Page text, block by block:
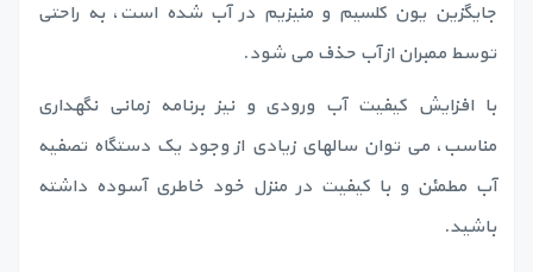
جایگزین یون کلسیم و منیزیم در آب شده است، به راحتی
توسط ممبران از آب حذف می شود.
با افزایش کیفیت آب ورودی و نیز برنامه زمانی نگهداری
مناسب، می توان سالهای زیادی از وجود یک دستگاه تصفیه
آب مطمئن و با کیفیت در منزل خود خاطری آسوده داشته
باشید.